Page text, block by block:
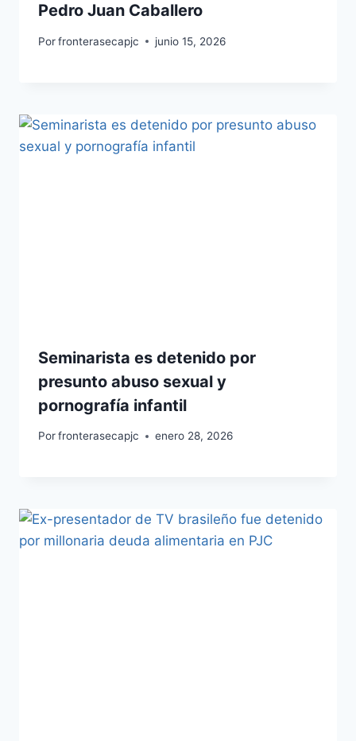
Pedro Juan Caballero
Porfronterasecapjc junio 15, 2026
Seminarista es detenido por
presunto abuso sexual y
pornografía infantil
Porfronterasecapjc enero 28, 2026